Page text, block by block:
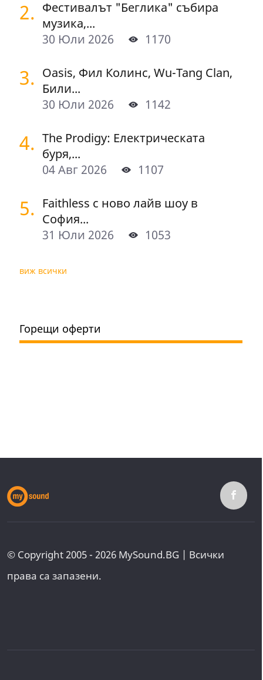
2. Фестивалът "Беглика" събира
музика,...
30 Юли 2026
1170
3. Oasis, Фил Колинс, Wu-Tang Clan,
Били...
30 Юли 2026
1142
4. The Prodigy: Електрическата
буря,...
04 Авг 2026
1107
5. Faithless с ново лайв шоу в
София...
31 Юли 2026
1053
виж всички
Горещи оферти
© Copyright 2005 - 2026 MySound.BG | Всички
права са запазени.